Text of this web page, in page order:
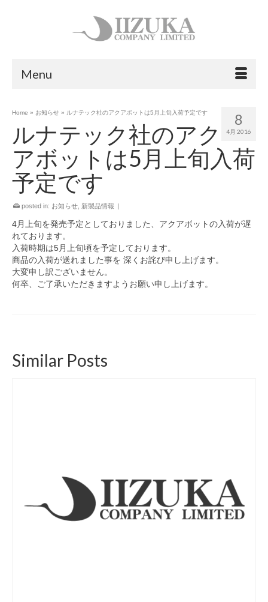
Menu
8
4月 2016
Home » お知らせ » ルナテック社のアクアボットは5月上旬入荷予定です
ルナテック社のアク
アボットは5月上旬入荷
予定です
posted in: お知らせ 新製品情報 |
4月上旬を発売予定としておりました、アクアボットの入荷が遅
れております。
入荷時期は5月上旬頃を予定しております。
商品の入荷が送れました事を 深くお詫び申し上げます。
大変申し訳ございません。
何卒、ご了承いただきますようお願い申し上げます。
Similar Posts